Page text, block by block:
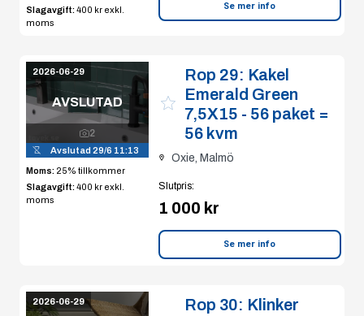
Slagavgift:400 kr exkl.
moms
Se mer info
2026-06-29
AVSLUTAD
2
Avslutad29/6 11:13
Moms: 25% tillkommer
Slagavgift:400 kr exkl.
moms
Rop 29: Kakel
Emerald Green
7,5X15 - 56 paket =
56 kvm
Oxie, Malmö
Slutpris:
1 000 kr
Se mer info
2026-06-29 Rop 30: Klinker